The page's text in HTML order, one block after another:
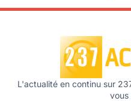
L'actualité en continu sur
vous